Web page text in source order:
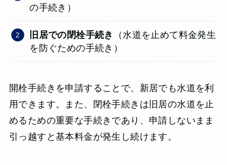
の手続き）
旧居での閉栓手続き
（水道を止めて料金発生
を防ぐための手続き）
開栓手続きを申請することで、新居でも水道を利
用できます。また、閉栓手続きは旧居の水道を止
めるための重要な手続きであり、申請しないまま
引っ越すと基本料金が発生し続けます。